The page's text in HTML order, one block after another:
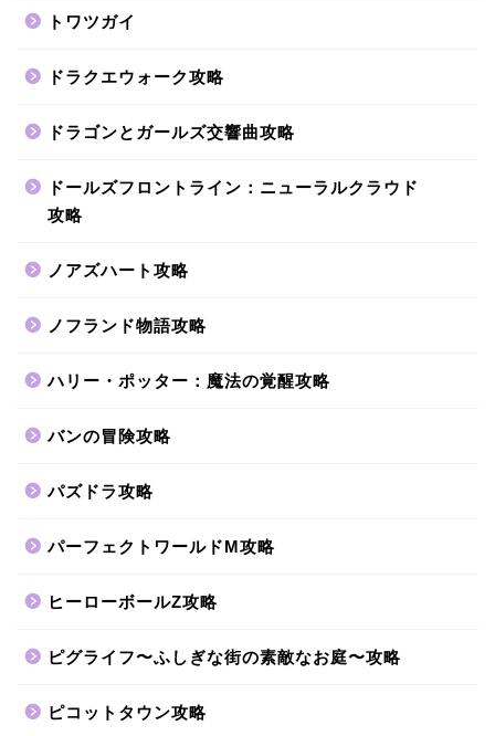
トワツガイ
ドラクエウォーク攻略
ドラゴンとガールズ交響曲攻略
ドールズフロントライン：ニューラルクラウド
攻略
ノアズハート攻略
ノフランド物語攻略
ハリー・ポッター：魔法の覚醒攻略
バンの冒険攻略
パズドラ攻略
パーフェクトワールドM攻略
ヒーローボールZ攻略
ピグライフ〜ふしぎな街の素敵なお庭〜攻略
ピコットタウン攻略